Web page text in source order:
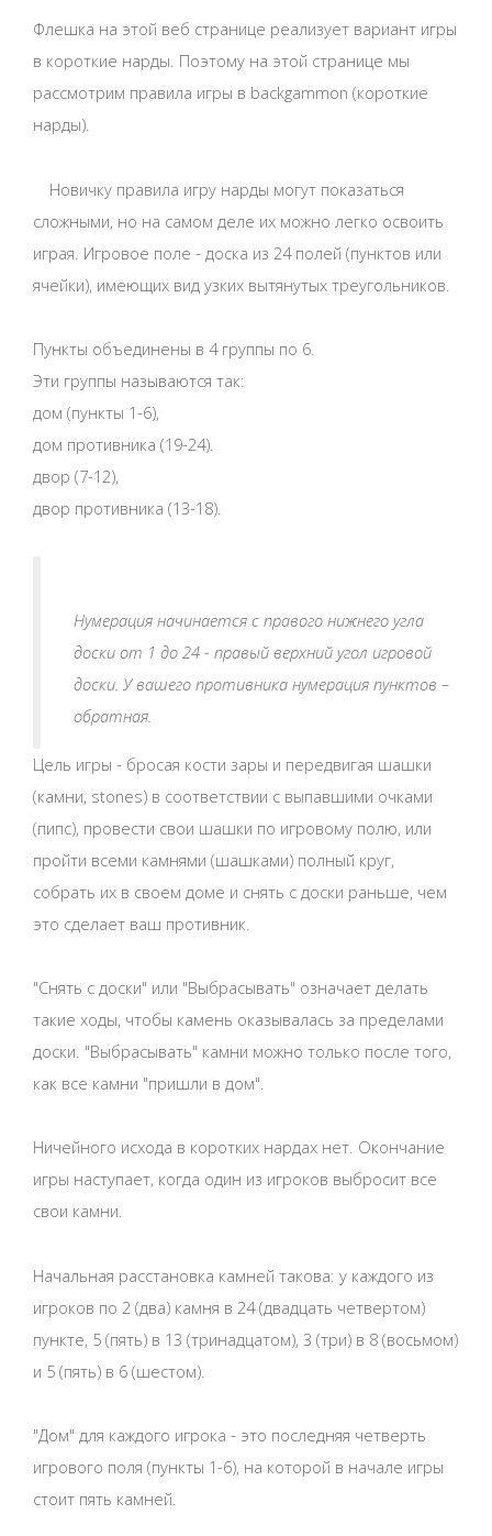
Флешка на этой веб странице реализует вариант игры
в короткие нарды. Поэтому на этой странице мы
рассмотрим правила игры в backgammon (короткие
нарды).
Новичку правила игру нарды могут показаться
сложными, но на самом деле их можно легко освоить
играя. Игровое поле - доска из 24 полей (пунктов или
ячейки), имеющих вид узких вытянутых треугольников.
Пункты объединены в 4 группы по 6.
Эти группы называются так:
дом (пункты 1-6),
дом противника (19-24).
двор (7-12),
двор противника (13-18).
Нумерация начинается с правого нижнего угла
доски от 1 до 24 - правый верхний угол игровой
доски. У вашего противника нумерация пунктов –
обратная.
Цель игры - бросая кости зары и передвигая шашки
(камни, stones) в соответствии с выпавшими очками
(пипс), провести свои шашки по игровому полю, или
пройти всеми камнями (шашками) полный круг,
собрать их в своем доме и снять с доски раньше, чем
это сделает ваш противник.
"Cнять с доски" или "Выбрасывать" означает делать
такие ходы, чтобы камень оказывалась за пределами
доски. "Выбрасывать" камни можно только после того,
как все камни "пришли в дом".
Ничейного исхода в коротких нардах нет. Окончание
игры наступает, когда один из игроков выбросит все
свои камни.
Начальная расстановка камней такова: у каждого из
игроков по 2 (два) камня в 24 (двадцать четвертом)
пункте, 5 (пять) в 13 (тринадцатом), 3 (три) в 8 (восьмом)
и 5 (пять) в 6 (шестом).
"Дом" для каждого игрока - это последняя четверть
игрового поля (пункты 1-6), на которой в начале игры
стоит пять камней.